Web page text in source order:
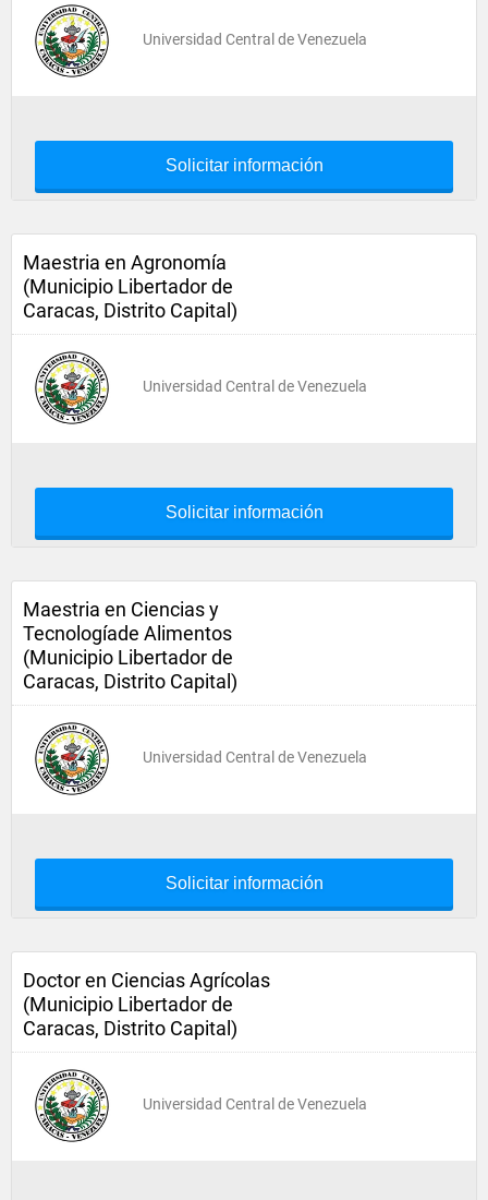
Universidad Central de Venezuela
Solicitar información
Maestria en Agronomía
(Municipio Libertador de
Caracas, Distrito Capital)
Universidad Central de Venezuela
Solicitar información
Maestria en Ciencias y
Tecnologíade Alimentos
(Municipio Libertador de
Caracas, Distrito Capital)
Universidad Central de Venezuela
Solicitar información
Doctor en Ciencias Agrícolas
(Municipio Libertador de
Caracas, Distrito Capital)
Universidad Central de Venezuela